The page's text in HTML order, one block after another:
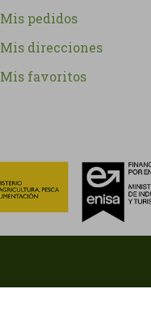
Mis pedidos
Mis direcciones
Mis favoritos